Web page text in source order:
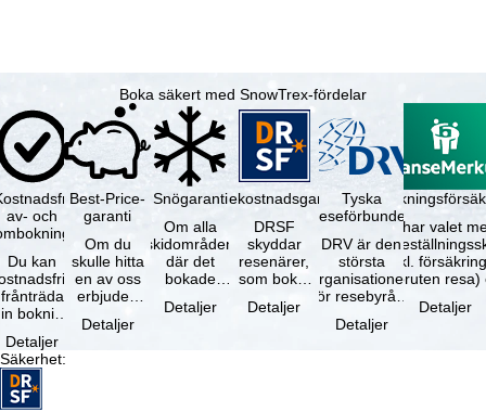
Boka säkert med SnowTrex-fördelar
av- och
Du kan
frånträda
bokning
efter
…
Detaljer
Best-Price-
garanti
Om du
skulle hitta
en av oss
erbjuden
samma
Detaljer
Snögaranti
Om alla
skidområden
där det
bokade
gäller –
Detaljer
Resekostnadsgaranti
DRSF
skyddar
resenärer,
som bokat
paketresa
Detaljer
Tyska
reseförbundet
DRV är den
största
organisationen
för resebyråer
researrangörer
Detaljer
Du har valet
(inkl.
avbruten resa)
Detaljer
Säkerhet: